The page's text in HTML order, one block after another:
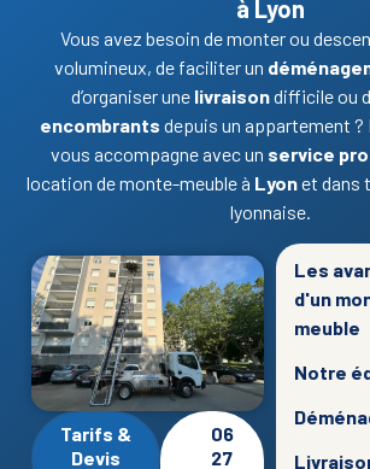
à Lyon
Vous avez besoin de monter ou
volumineux, de faciliter un
d’organiser une livraisondifficile ou
encombrants depuis un appartement
vous accompagne avec un service
location de monte-meuble à Lyonet dans
lyonnaise.
Tarifs &
Devis
06
27
Les
d'un
meuble
Notre